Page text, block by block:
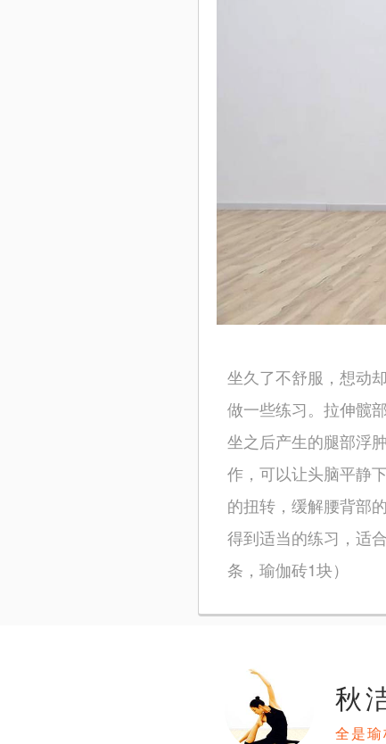
坐久了不舒服，想动
做一些练习。拉伸髋
坐之后产生的腿部浮
作，可以让头脑平静
的扭转，缓解腰背部
得到适当的练习，适
条，瑜伽砖1块）
秋
全是